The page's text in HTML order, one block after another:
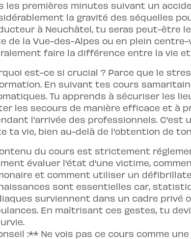
les premières minutes suivant un
la gravité des séquelles
à Neuchâtel, tu seras peut-être
de la Vue-des-Alpes ou en plein
faire la différence entre la vie et
est-ce si crucial ? Parce que le
En suivant tes cours
Tu apprends à sécuriser les
les secours de manière efficace et à
l'arrivée des professionnels. C'est
ta vie, bien au-delà de l'obtention de
du cours est strictement
évaluer l'état d'une victime,
et comment utiliser un
sont essentielles car,
surviennent dans un cadre privé
En maîtrisant ces gestes, tu
:** Ne vois pas ce cours comme